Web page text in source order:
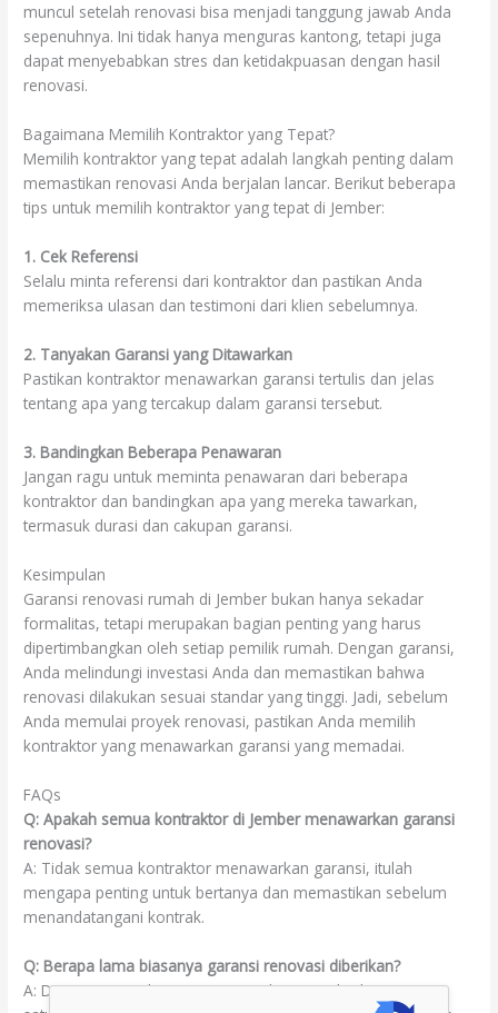
muncul setelah renovasi bisa menjadi tanggung jawab Anda
sepenuhnya. Ini tidak hanya menguras kantong, tetapi juga
dapat menyebabkan stres dan ketidakpuasan dengan hasil
renovasi.
Bagaimana Memilih Kontraktor yang Tepat?
Memilih kontraktor yang tepat adalah langkah penting dalam
memastikan renovasi Anda berjalan lancar. Berikut beberapa
tips untuk memilih kontraktor yang tepat di Jember:
1. Cek Referensi
Selalu minta referensi dari kontraktor dan pastikan Anda
memeriksa ulasan dan testimoni dari klien sebelumnya.
2. Tanyakan Garansi yang Ditawarkan
Pastikan kontraktor menawarkan garansi tertulis dan jelas
tentang apa yang tercakup dalam garansi tersebut.
3. Bandingkan Beberapa Penawaran
Jangan ragu untuk meminta penawaran dari beberapa
kontraktor dan bandingkan apa yang mereka tawarkan,
termasuk durasi dan cakupan garansi.
Kesimpulan
Garansi renovasi rumah di Jember bukan hanya sekadar
formalitas, tetapi merupakan bagian penting yang harus
dipertimbangkan oleh setiap pemilik rumah. Dengan garansi,
Anda melindungi investasi Anda dan memastikan bahwa
renovasi dilakukan sesuai standar yang tinggi. Jadi, sebelum
Anda memulai proyek renovasi, pastikan Anda memilih
kontraktor yang menawarkan garansi yang memadai.
FAQs
Q: Apakah semua kontraktor di Jember menawarkan garansi
renovasi?
A: Tidak semua kontraktor menawarkan garansi, itulah
mengapa penting untuk bertanya dan memastikan sebelum
menandatangani kontrak.
Q: Berapa lama biasanya garansi renovasi diberikan?
A: Durasi garansi bervariasi, tetapi biasanya berkisar antara